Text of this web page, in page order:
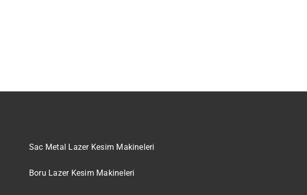
Sac Metal Lazer Kesim Makineleri
Boru Lazer Kesim Makineleri